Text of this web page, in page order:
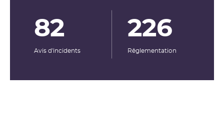
82
Avis d'incidents
226
Rêglementation